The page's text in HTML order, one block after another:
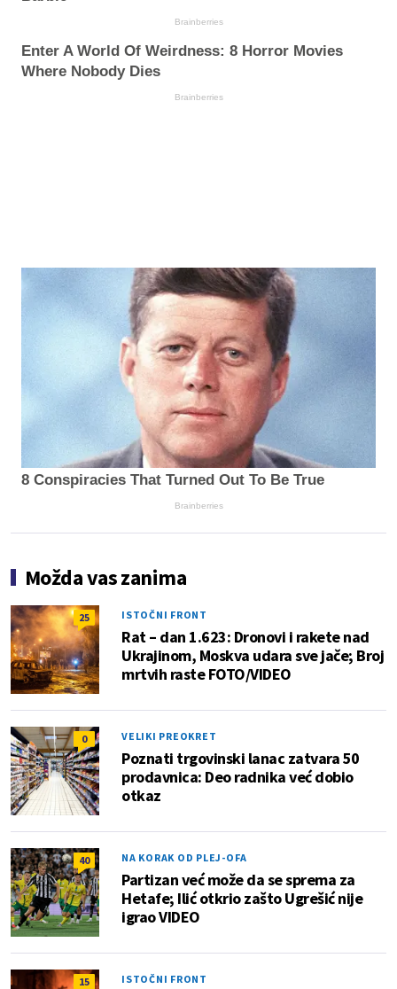
Brainberries
Enter A World Of Weirdness: 8 Horror Movies
Where Nobody Dies
Brainberries
8 Conspiracies That Turned Out To Be True
Brainberries
Možda vas zanima
25 ISTOČNI FRONT
Rat – dan 1.623: Dronovi i rakete nad
Ukrajinom, Moskva udara sve jače; Broj
mrtvih raste FOTO/VIDEO
0 VELIKI PREOKRET
Poznati trgovinski lanac zatvara 50
prodavnica: Deo radnika već dobio
otkaz
40 NA KORAK OD PLEJ-OFA
Partizan već može da se sprema za
Hetafe; Ilić otkrio zašto Ugrešić nije
igrao VIDEO
15 ISTOČNI FRONT